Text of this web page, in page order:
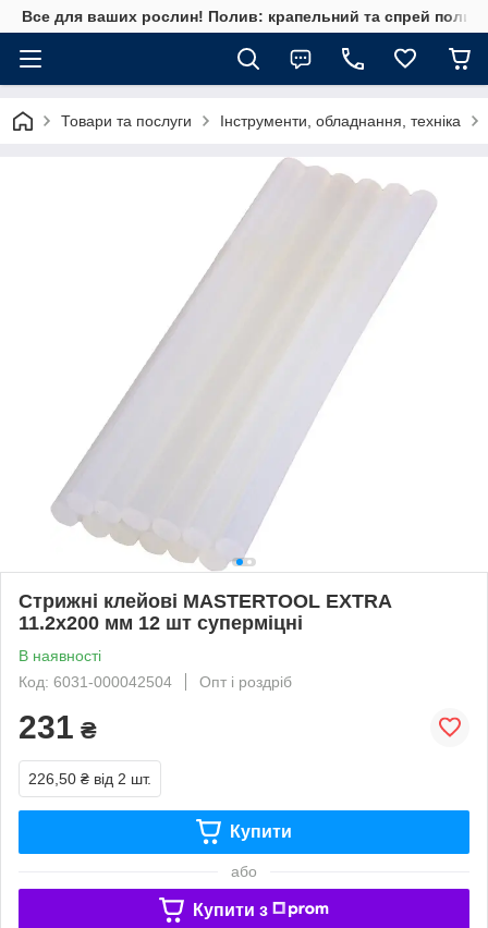
Все для ваших рослин! Полив: крапельний та спрей полив,
Товари та послуги Інструменти, обладнання, техніка
Стрижні клейові MASTERTOOL EXTRA
11.2х200 мм 12 шт суперміцні
В наявності
Код: 6031-000042504
Опт і роздріб
231 ₴
226,50 ₴ від 2 шт.
Купити
або
Купити з